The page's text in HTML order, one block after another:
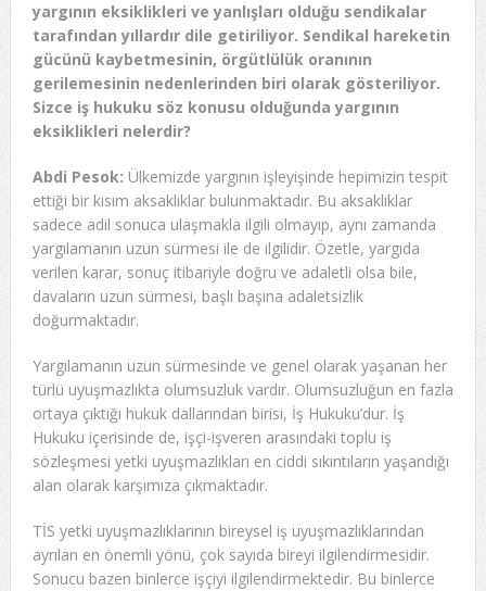
yargının eksiklikleri ve yanlışları olduğu sendikalar
tarafından yıllardır dile getiriliyor. Sendikal hareketin
gücünü kaybetmesinin, örgütlülük oranının
gerilemesinin nedenlerinden biri olarak gösteriliyor.
Sizce iş hukuku söz konusu olduğunda yargının
eksiklikleri nelerdir?
Abdi Pesok: Ülkemizde yargının işleyişinde hepimizin tespit
ettiği bir kısım aksaklıklar bulunmaktadır. Bu aksaklıklar
sadece adil sonuca ulaşmakla ilgili olmayıp, aynı zamanda
yargılamanın uzun sürmesi ile de ilgilidir. Özetle, yargıda
verilen karar, sonuç itibariyle doğru ve adaletli olsa bile,
davaların uzun sürmesi, başlı başına adaletsizlik
doğurmaktadır.
Yargılamanın uzun sürmesinde ve genel olarak yaşanan her
türlü uyuşmazlıkta olumsuzluk vardır. Olumsuzluğun en fazla
ortaya çıktığı hukuk dallarından birisi, İş Hukuku’dur. İş
Hukuku içerisinde de, işçi-işveren arasındaki toplu iş
sözleşmesi yetki uyuşmazlıkları en ciddi sıkıntıların yaşandığı
alan olarak karşımıza çıkmaktadır.
TİS yetki uyuşmazlıklarının bireysel iş uyuşmazlıklarından
ayrılan en önemli yönü, çok sayıda bireyi ilgilendirmesidir.
Sonucu bazen binlerce işçiyi ilgilendirmektedir. Bu binlerce